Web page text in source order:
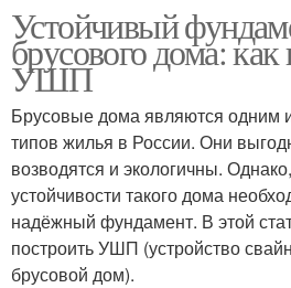
Устойчивый
брусового дома:
УШП
Брусовые дома являются одним
типов жилья в России. Они
возводятся и экологичны.
устойчивости такого дома
надёжный фундамент. В этой
построить УШП (устройство
брусовой дом).